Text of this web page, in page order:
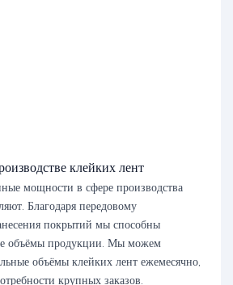
клейких лент
мощности в сфере производства
Благодаря передовому
покрытий мы способны
объёмы продукции. Мы можем
объёмы клейких лент ежемесячно,
крупных заказов.